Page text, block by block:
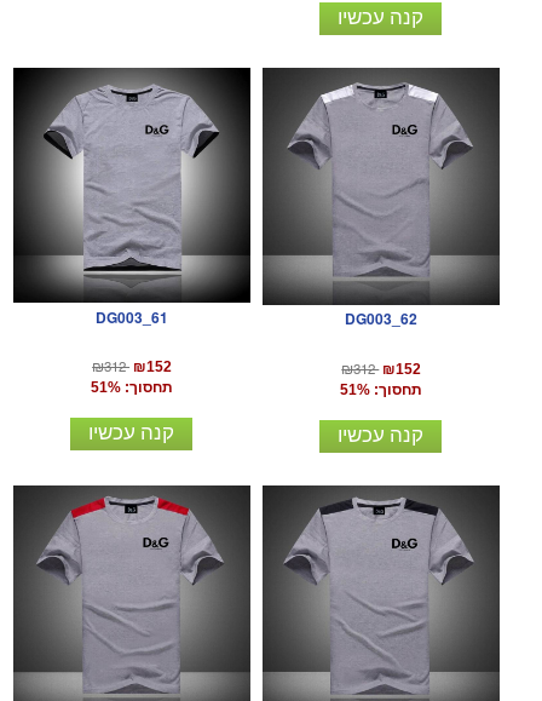
קנה עכשיו
DG003_61
₪312 ₪152
תחסוך: 51%
קנה עכשיו
DG003_62
₪312 ₪152
תחסוך: 51%
קנה עכשיו